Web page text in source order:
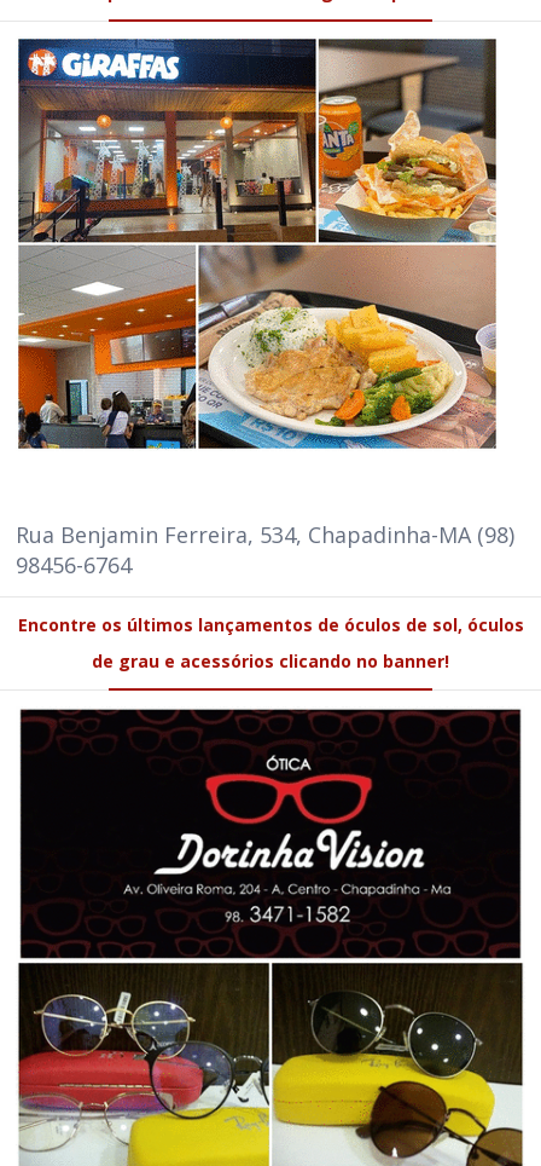
Rua Benjamin Ferreira, 534, Chapadinha-MA (98)
98456-6764
Encontre os últimos lançamentos de óculos de sol, óculos
de grau e acessórios clicando no banner!